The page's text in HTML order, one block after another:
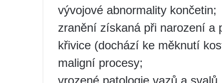
vývojové abnormality končetin;
zranění získaná při narození a
křivice (dochází ke měknutí
maligní procesy;